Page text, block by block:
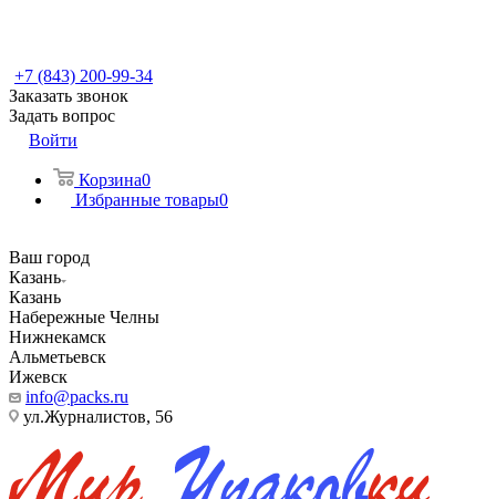
+7 (843) 200-99-34
Заказать звонок
Задать вопрос
Войти
Корзина0
Избранные товары0
Ваш город
Казань
Казань
Набережные Челны
Нижнекамск
Альметьевск
Ижевск
info@packs.ru
ул.Журналистов, 56